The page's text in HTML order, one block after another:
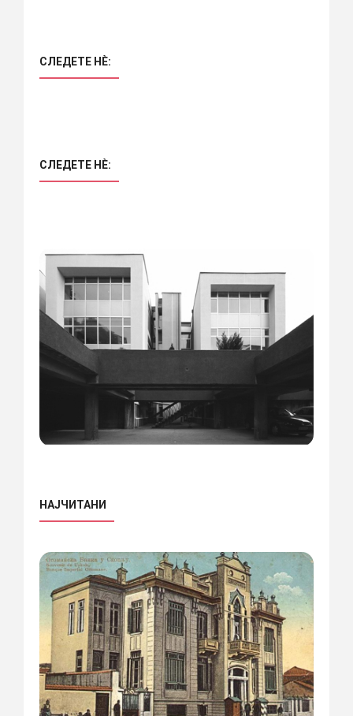
СЛЕДЕТЕ НÈ:
СЛЕДЕТЕ НÈ:
НАЈЧИТАНИ